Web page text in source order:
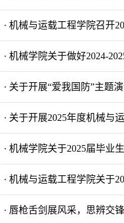
· 机械与运载工程学院召开
· 机械学院关于做好2024-
· 关于开展“爱我国防”主题
· 关于开展2025年度机械与
· 机械学院关于2025届毕
· 机械与运载工程学院关于
· 唇枪舌剑展风采，思辨交